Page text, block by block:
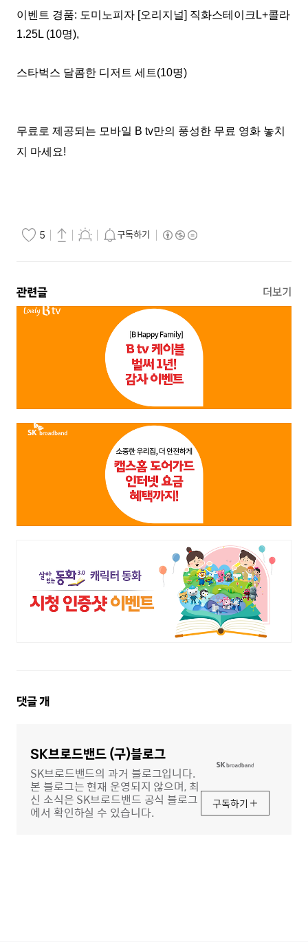
이벤트 경품: 도미노피자 [오리지널] 직화스테이크 L+콜라
1.25L (10명),
스타벅스 달콤한 디저트 세트(10명)
무료로 제공되는 모바일 B tv만의 풍성한 무료 영화 놓치
지 마세요!
5 구독하기
관련글 더보기
댓
댓글개
SK브로드밴드 (구)블로그
SK브로드밴드의 과거 블로그입니다.
본 블로그는 현재 운영되지 않으며, 최
신 소식은 SK브로드밴드 공식 블로그
에서 확인하실 수 있습니다.
구독하기